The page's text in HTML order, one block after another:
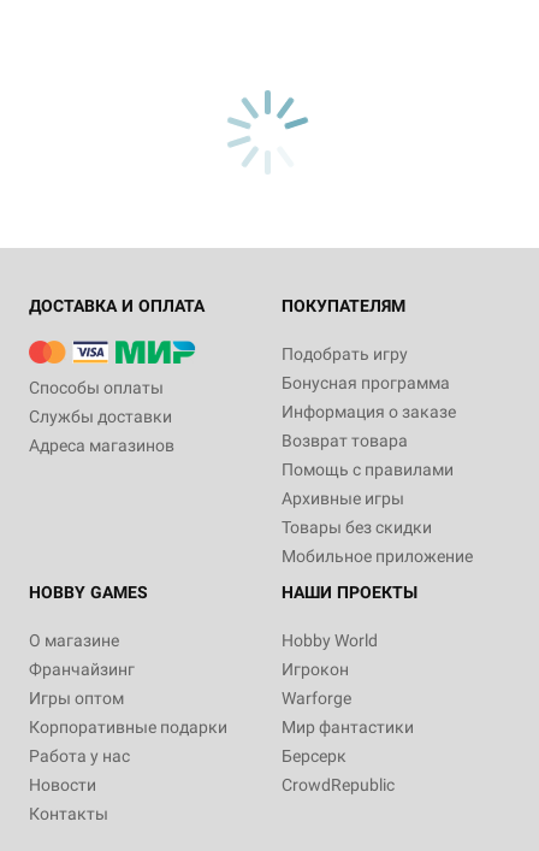
ДОСТАВКА И ОПЛАТА
Способы оплаты
Службы доставки
Адреса магазинов
ПОКУПАТЕЛЯМ
Подобрать игру
Бонусная программа
Информация о заказе
Возврат товара
Помощь с правилами
Архивные игры
Товары без скидки
Мобильное приложение
HOBBY GAMES
О магазине
Франчайзинг
Игры оптом
Корпоративные подарки
Работа у нас
Новости
Контакты
НАШИ ПРОЕКТЫ
Hobby World
Игрокон
Warforge
Мир фантастики
Берсерк
CrowdRepublic